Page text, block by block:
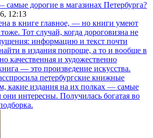
дорогие в магазинах Петербурга?
12:13
в книге главное, — но книги умеют
Тот случай, когда дороговизна не
информацию и текст почти
в издания попроще, а то и вообще в
качественная и художественно
— это произведение искусства.
петербургские книжные
какие издания на их полках — самые
они интересны. Получилась богатая во